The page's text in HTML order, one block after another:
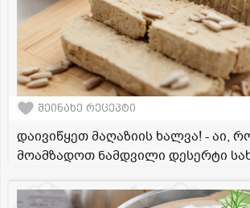
შეინახე რეცეპტი
დაივიწყეთ მაღაზიის ხალვა! - აი,
მოამზადოთ ნამდვილი დესერტი